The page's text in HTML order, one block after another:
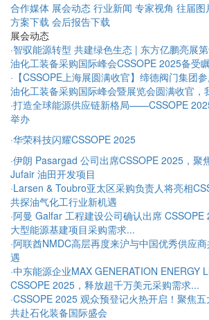
合作媒体 展会动态 行业新闻 专家视角 往届图
方案下载 会后报告下载
展会动态
·智驭能源转型 共建绿色生态 | 东方亿鹏亮展
油化工装备采购国际峰会CSSOPE 2025备受
·【CSSOPE上海展圆满收官】缔德阀门集团
油化工装备采购国际峰会暨展览会圆满收官，
·打造全球能源供应链新格局——CSSOPE
举办
·华荣科技闪耀CSSOPE 2025
·伊朗 Pasargad 公司出席CSSOPE 2025，聚
Jufair 油田开发项目
·Larsen & Toubro亚太区采购负责人将亮相
共探油气化工行业新机遇
·阿曼 Galfar 工程建设公司确认出席
大型能源基建项目采购需求...
·阿联酋NMDC高层再度来沪与中国优秀供应
遇
·中东能源企业MAX GENERATION ENERGY
CSSOPE 2025，释放超千万美元采购需求...
·CSSOPE 2025 观众预登记火热开启！聚焦五
共赴石化装备国际盛会